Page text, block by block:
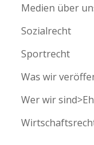
Medien über
Sozialrecht
Sportrecht
Was wir
Wer wir